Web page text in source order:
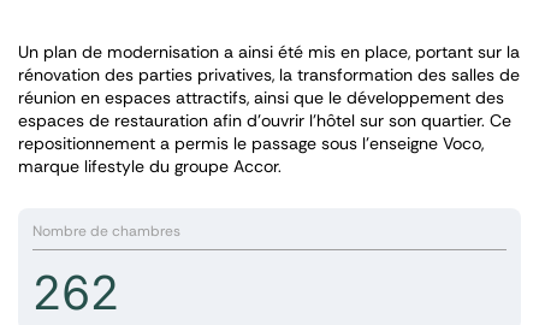
Un plan de modernisation a ainsi été mis en place, portant sur la
rénovation des parties privatives, la transformation des salles de
réunion en espaces attractifs, ainsi que le développement des
espaces de restauration afin d’ouvrir l’hôtel sur son quartier. Ce
repositionnement a permis le passage sous l’enseigne Voco,
marque lifestyle du groupe Accor.
Nombre de chambres
262